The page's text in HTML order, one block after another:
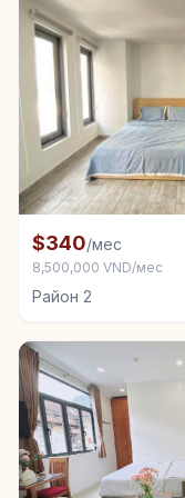
Квартира в
$340/мес
8,500,000 VND/мес
Район 2